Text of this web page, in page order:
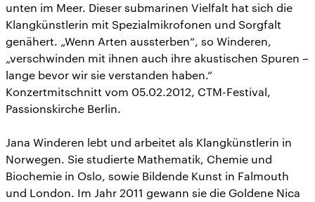
unten im Meer. Dieser submarinen Vielfalt hat sich die
Klangkünstlerin mit Spezialmikrofonen und Sorgfalt
genähert. „Wenn Arten aussterben“, so Winderen,
„verschwinden mit ihnen auch ihre akustischen Spuren –
lange bevor wir sie verstanden haben.“
Konzertmitschnitt vom 05.02.2012, CTM-Festival,
Passionskirche Berlin.
Jana Winderen lebt und arbeitet als Klangkünstlerin in
Norwegen. Sie studierte Mathematik, Chemie und
Biochemie in Oslo, sowie Bildende Kunst in Falmouth
und London. Im Jahr 2011 gewann sie die Goldene Nica